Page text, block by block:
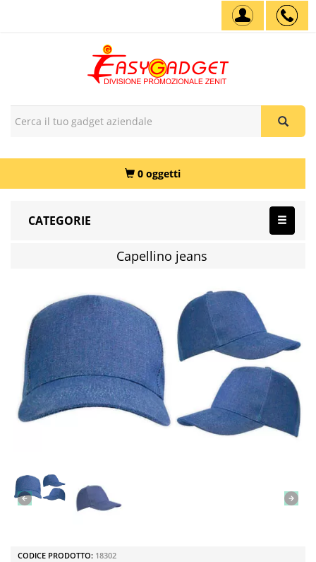
0 oggetti
CATEGORIE
Capellino jeans
CODICE PRODOTTO: 18302